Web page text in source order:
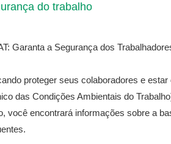
do trabalho
Garanta a Segurança dos
proteger seus colaboradores e
das Condições Ambientais do
você encontrará informações sobre a